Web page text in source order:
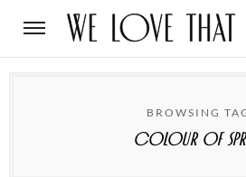
BROWSING
Colour Of